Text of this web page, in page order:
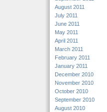
August 2011
July 2011
June 2011
May 2011
April 2011
March 2011
February 2011
January 2011
December 2010
November 2010
October 2010
September 2010
August 2010